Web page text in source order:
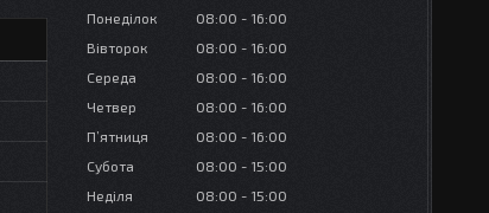
Понеділок 08:00
16:00
Вівторок
08:00
16:00
Середа
08:00
16:00
Четвер
08:00
16:00
Пʼятниця
08:00
16:00
Субота
08:00
15:00
Неділя
08:00 15:00